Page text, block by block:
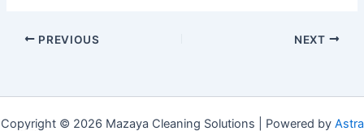
c
e
o
itt
er
n
PREVIOUS NEXT
Copyright © 2026 Mazaya Cleaning Solutions | Powered by Astra